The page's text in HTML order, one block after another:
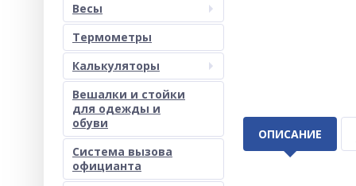
Весы
Термометры
Калькуляторы
Вешалки и стойки
для одежды и
обуви
Система вызова
официанта
ОПИСАНИЕ